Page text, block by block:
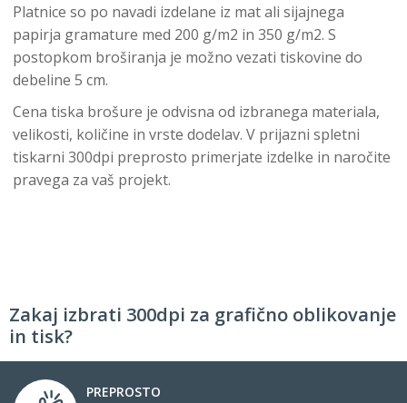
Platnice so po navadi izdelane iz mat ali sijajnega
papirja gramature med 200 g/m2 in 350 g/m2. S
postopkom broširanja je možno vezati tiskovine do
debeline 5 cm.
Cena tiska brošure je odvisna od izbranega materiala,
velikosti, količine in vrste dodelav. V prijazni spletni
tiskarni 300dpi preprosto primerjate izdelke in naročite
pravega za vaš projekt.
Zakaj izbrati 300dpi za grafično oblikovanje
in tisk?
PREPROSTO